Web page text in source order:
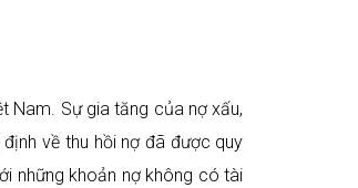
Nam. Sự gia tăng của nợ xấu,
về thu hồi nợ đã được quy
những khoản nợ không có tài